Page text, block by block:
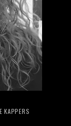
KAPPERS